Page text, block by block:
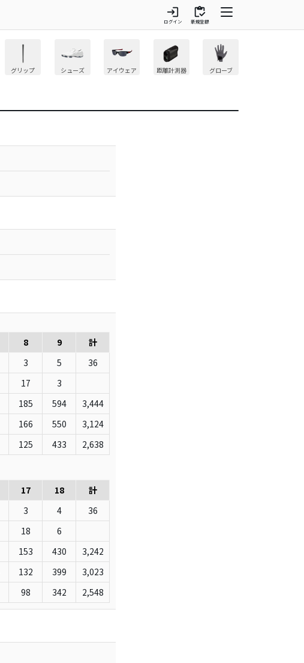
login
ログイン
inventory
新規登録
グリップ シューズ アイウェア 距離計測器 グローブ
8 9 計
3 5 36
17 3
185 594 3,444
166 550 3,124
125 433 2,638
17 18 計
3 4 36
18 6
153 430 3,242
132 399 3,023
98 342 2,548